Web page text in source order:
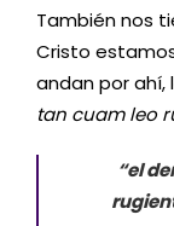
También nos
Cristo
andan por ahí,
tan cuam leo
“el